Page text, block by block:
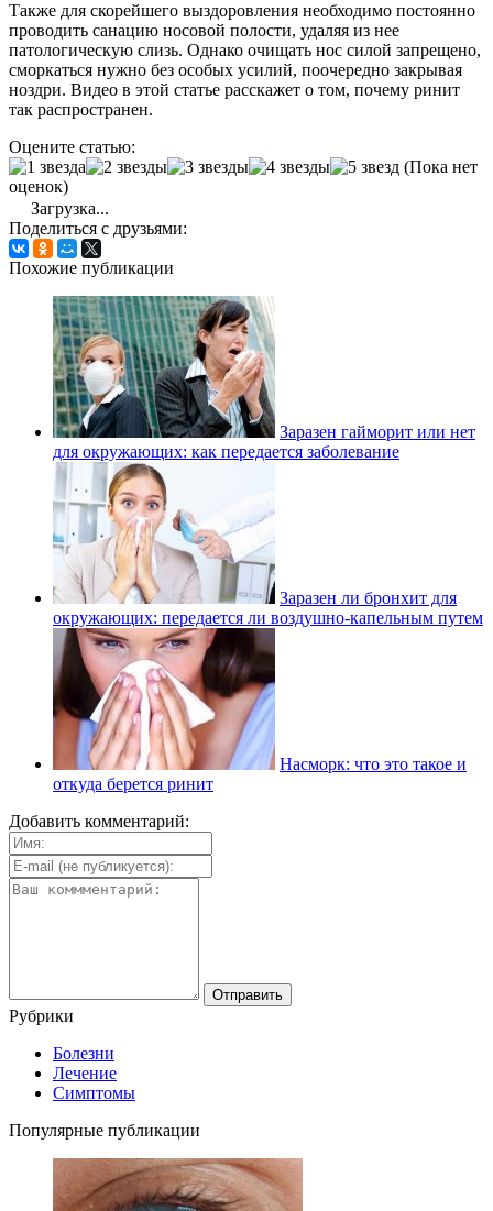
Также для скорейшего выздоровления необходимо постоянно
проводить санацию носовой полости, удаляя из нее
патологическую слизь. Однако очищать нос силой запрещено,
сморкаться нужно без особых усилий, поочередно закрывая
ноздри. Видео в этой статье расскажет о том, почему ринит
так распространен.
Оцените статью:
(Пока нет
оценок)
Загрузка...
Поделиться с друзьями:
Похожие публикации
Заразен гайморит или нет
для окружающих: как передается заболевание
Заразен ли бронхит для
окружающих: передается ли воздушно-капельным путем
Насморк: что это такое и
откуда берется ринит
Добавить комментарий:
Рубрики
Болезни
Лечение
Симптомы
Популярные публикации